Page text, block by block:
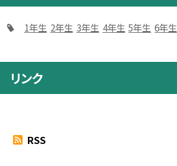
1年生 2年生 3年生 4年生 5年生 6年生
リンク
RSS